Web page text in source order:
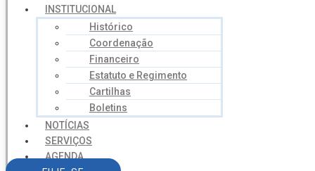
INSTITUCIONAL
Histórico
Coordenação
Financeiro
Estatuto e Regimento
Cartilhas
Boletins
NOTÍCIAS
SERVIÇOS
AGENDA